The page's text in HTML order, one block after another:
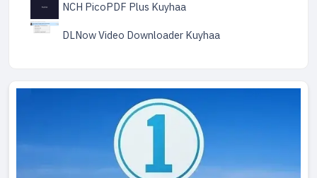
NCH PicoPDF Plus Kuyhaa
DLNow Video Downloader Kuyhaa